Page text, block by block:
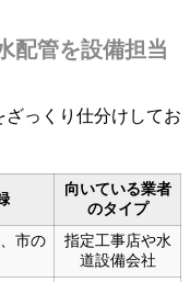
配管を設備担当
ざっくり仕分けしてお
向いている業者
のタイプ
市の
指定工事店や水
道設備会社